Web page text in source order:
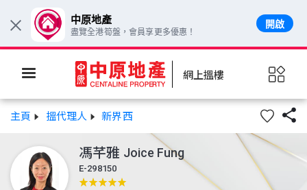
網上搵樓
主頁 搵代理人 新界西 
馮芊雅 Joice Fung
E-298150
× 中原地產
盡覽全港筍盤，會員享更多優惠！
開啟